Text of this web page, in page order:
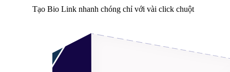
Tạo Bio Link nhanh chóng chỉ với vài click chuột